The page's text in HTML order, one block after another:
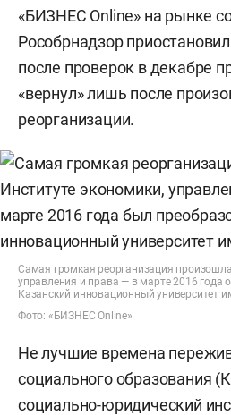
«БИЗНЕС Online» на рынке
Рособрнадзор
после проверок в декабре
«вернул» лишь после
реорганизации.
Самая громкая реорганизация
управления и права — в марте 2016 года
Казанский инновационный университет
Фото: «БИЗНЕС Online»
Не лучшие времена
социального образования
социально-юридический